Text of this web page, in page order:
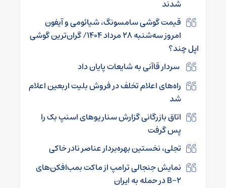
شدند
قیمت گوشی سامسونگ، شیائومی و آیفون
امروز سه‌شنبه ۲۸ مرداد ۱۴۰۴/ گران‌ترین گوشی
اپل چند؟
سردار قاآنی به شایعات پایان داد
راه‌های اعلام تخلف در فروش بلیت اربعین اعلام
شد
اتاق بازرگانی گزارش سناریوهای اسنپ بک را
پس گرفت
تجلی، نخستین بهره‌بردار عناصر نادر خاکی
نمایش جنجالی ترامپ از ماکت بمب‌افکن‌های
B-2 در حمله به ایران